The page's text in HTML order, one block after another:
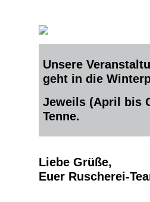
Unsere
geht in die
Jeweils (April bis
Tenne.
Liebe Grüße,
Euer Ruscherei-